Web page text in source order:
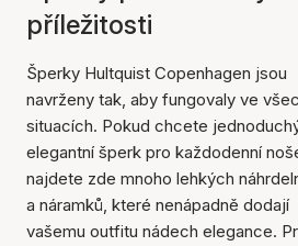
příležitosti
Šperky Hultquist Copenhagen jsou
navrženy tak, aby fungovaly ve
situacích. Pokud chcete
elegantní šperk pro každodenní
najdete zde mnoho lehkých
a náramků, které nenápadně dodají
vašemu outfitu nádech elegance.